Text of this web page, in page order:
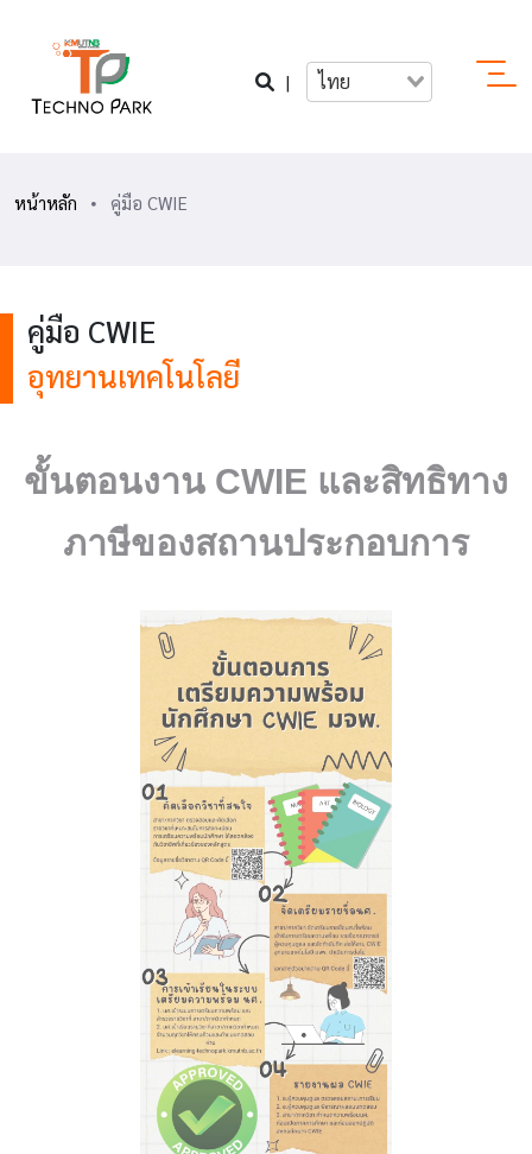
| ไทย
หน้าหลัก คู่มือ CWIE
คู่มือ CWIE
อุทยานเทคโนโลยี
ขั้นตอนงาน CWIE และสิทธิทาง
ภาษีของสถานประกอบการ